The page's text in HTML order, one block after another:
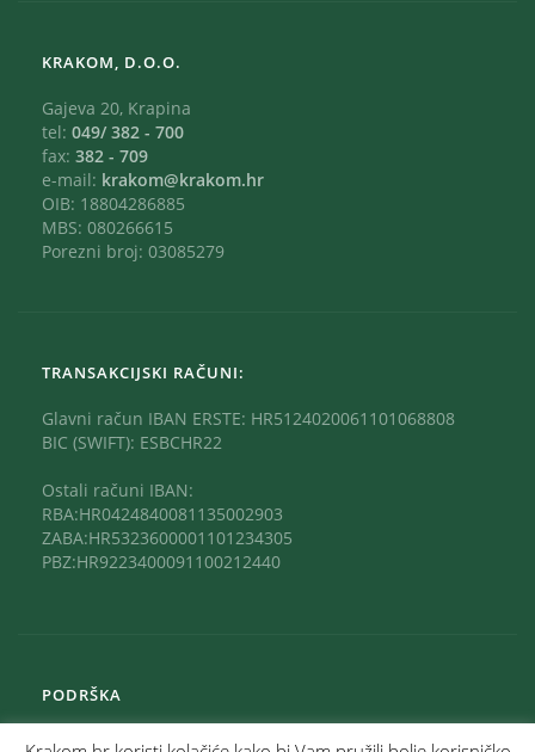
KRAKOM, D.O.O.
Gajeva 20, Krapina
tel: 049/ 382 - 700
fax: 382 - 709
e-mail: krakom@krakom.hr
OIB: 18804286885
MBS: 080266615
Porezni broj: 03085279
TRANSAKCIJSKI RAČUNI:
Glavni račun IBAN ERSTE: HR5124020061101068808
BIC (SWIFT): ESBCHR22
Ostali računi IBAN:
RBA:HR0424840081135002903
ZABA:HR5323600001101234305
PBZ:HR9223400091100212440
PODRŠKA